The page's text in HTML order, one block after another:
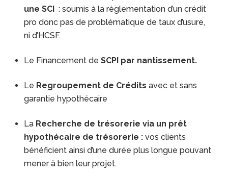
une SCI : soumis à la règlementation d’un crédit
pro donc pas de problématique de taux d’usure,
ni d’HCSF.
Le Financement deSCPI par nantissement.
Le Regroupement de Créditsavec et sans
garantie hypothécaire
La Recherche de trésorerie via un prêt
hypothécaire de trésorerie :vos clients
bénéficient ainsi d’une durée plus longue pouvant
mener à bien leur projet.